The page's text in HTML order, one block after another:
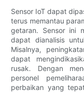
Sensor IoT dapat
terus memantau
getaran. Sensor ini
dapat dianalisis
Misalnya,
dapat
rusak. Dengan
personel
perbaikan yang